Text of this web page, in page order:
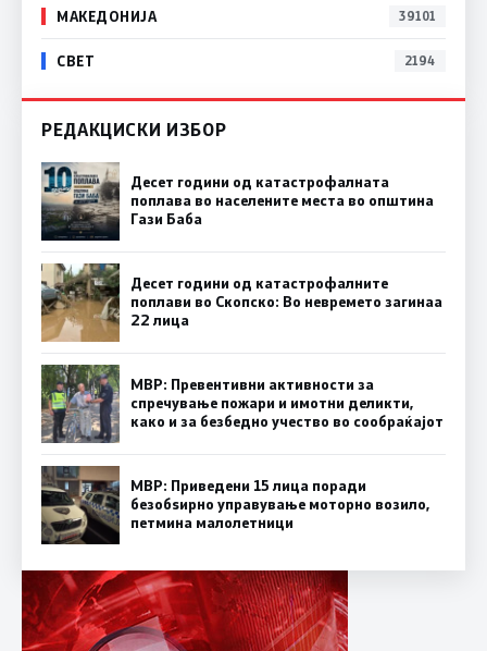
МАКЕДОНИЈА 39101
СВЕТ 2194
РЕДАКЦИСКИ ИЗБОР
Десет години од катастрофалната
поплава во населените места во општина
Гази Баба
Десет години од катастрофалните
поплави во Скопско: Во невремето загинаа
22 лица
МВР: Превентивни активности за
спречување пожари и имотни деликти,
како и за безбедно учество во сообраќајот
МВР: Приведени 15 лица поради
безобѕирно управување моторно возило,
петмина малолетници